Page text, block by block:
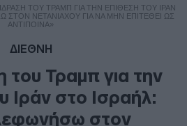
ΤΟΥ ΤΡΑΜΠ ΓΙΑ ΤΗΝ ΕΠΊΘΕΣΗ ΤΟΥ ΙΡΆΝ
ΣΤΟΝ ΝΕΤΑΝΙΆΧΟΥ ΓΙΑ ΝΑ ΜΗΝ ΕΠΙΤΕΘΕΊ ΩΣ
ΑΝΤΊΠΟΙΝΑ»
ΔΙΕΘΝΗ
του Τραμπ για την
Ιράν στο Ισραήλ:
στον